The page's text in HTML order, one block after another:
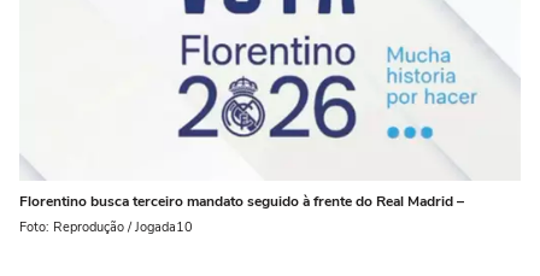
Florentino busca terceiro mandato seguido à frente do Real Madrid –
Foto: Reprodução / Jogada10